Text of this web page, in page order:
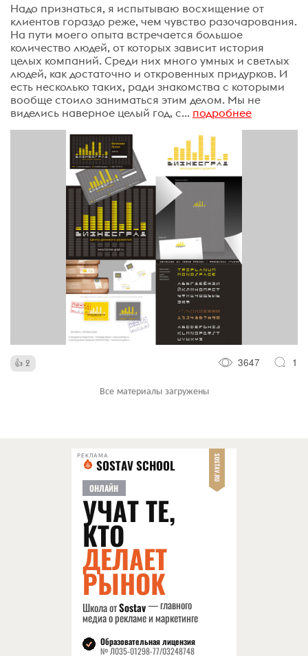
Надо признаться, я испытываю восхищение от
клиентов гораздо реже, чем чувство разочарования.
На пути моего опыта встречается большое
количество людей, от которых зависит история
целых компаний. Среди них много умных и светлых
людей, как достаточно и откровенных придурков. И
есть несколько таких, ради знакомства с которыми
вообще стоило заниматься этим делом. Мы не
виделись наверное целый год, с... подробнее
2 3647 1
Все материалы загружены
РЕКЛАМА